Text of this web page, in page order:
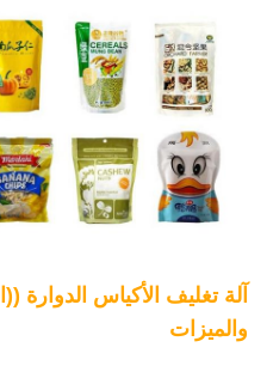
آلة تغليف الأكياس الدوارة
والميزات